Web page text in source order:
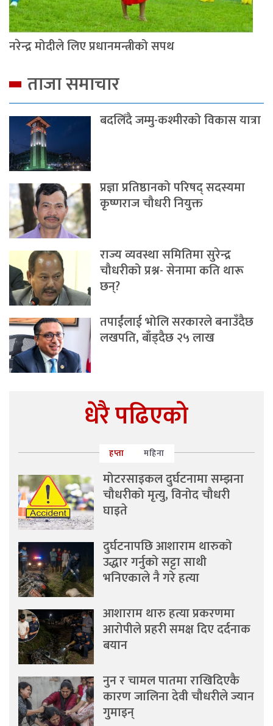
नरेन्द्र मोदीले लिए प्रधानमन्त्रीको सपथ
ताजा समाचार
बदलिँदै जम्मु-कश्मीरको विकास यात्रा
प्रज्ञा प्रतिष्ठानको परिषद् सदस्यमा
कृष्णराज चौधरी नियुक्त
राज्य व्यवस्था समितिमा सुरेन्द्र
चौधरीको प्रश्न- सेनामा कति थारू
छन्?
तपाईंलाई भोलि सरकारले बनाउँदैछ
लखपति, बाँड्दैछ २५ लाख
धेरै पढिएको
हप्ता महिना
मोटरसाइकल दुर्घटनामा सम्झना
चौधरीको मृत्यु, विनोद चौधरी
घाइते
दुर्घटनापछि आशाराम थारुको
उद्धार गर्नुको सट्टा साथी
भनिएकाले नै गरे हत्या
आशाराम थारु हत्या प्रकरणमा
आरोपीले प्रहरी समक्ष दिए दर्दनाक
बयान
नुन र चामल पातमा राखिदिएकै
कारण जालिना देवी चौधरीले ज्यान
गुमाइन्